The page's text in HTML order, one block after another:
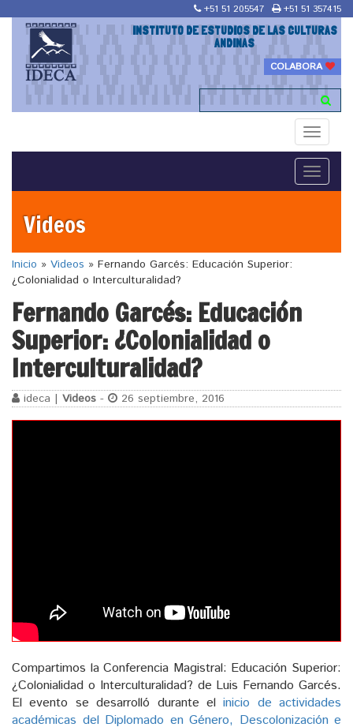
+51 51 205547 +51 51 357415
INSTITUTO DE ESTUDIOS DE LAS CULTURAS
ANDINAS
COLABORA
Toggle
Toggle
Videos
Inicio » Videos » Fernando Garcés: Educación Superior:
¿Colonialidad o Interculturalidad?
Fernando Garcés: Educación
Superior: ¿Colonialidad o
Interculturalidad?
ideca | Videos - 26 septiembre, 2016
Compartimos la Conferencia Magistral: Educación Superior:
¿Colonialidad o Interculturalidad? de Luis Fernando Garcés.
El evento se desarrolló durante elinicio de actividades
académicas del Diplomado en Género, Descolonización e